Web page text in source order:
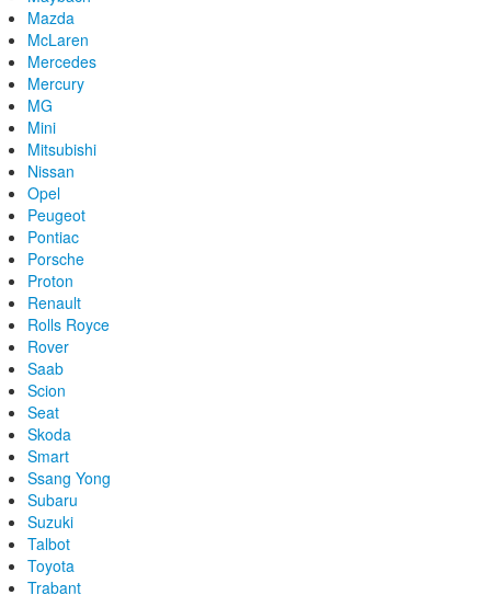
Mazda
McLaren
Mercedes
Mercury
MG
Mini
Mitsubishi
Nissan
Opel
Peugeot
Pontiac
Porsche
Proton
Renault
Rolls Royce
Rover
Saab
Scion
Seat
Skoda
Smart
Ssang Yong
Subaru
Suzuki
Talbot
Toyota
Trabant